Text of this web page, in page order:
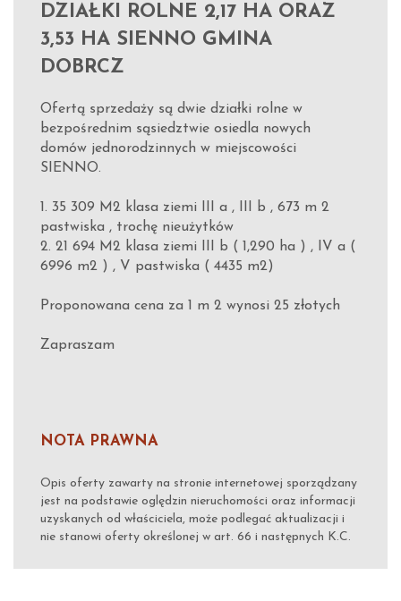
DZIAŁKI ROLNE 2,17 HA ORAZ
3,53 HA SIENNO GMINA
DOBRCZ
Ofertą sprzedaży są dwie działki rolne w
bezpośrednim sąsiedztwie osiedla nowych
domów jednorodzinnych w miejscowości
SIENNO.
1. 35 309 M2 klasa ziemi III a , III b , 673 m 2
pastwiska , trochę nieużytków
2. 21 694 M2 klasa ziemi III b ( 1,290 ha ) , IV a (
6996 m2 ) , V pastwiska ( 4435 m2)
Proponowana cena za 1 m 2 wynosi 25 złotych
Zapraszam
NOTA PRAWNA
Opis oferty zawarty na stronie internetowej sporządzany
jest na podstawie oględzin nieruchomości oraz informacji
uzyskanych od właściciela, może podlegać aktualizacji i
nie stanowi oferty określonej w art. 66 i następnych K.C.